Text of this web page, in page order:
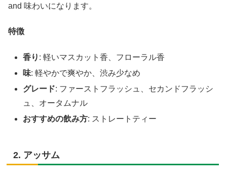
and 味わいになります。
特徴
香り : 軽いマスカット香、フローラル香
味: 軽やかで爽やか、渋み少なめ
グレード: ファーストフラッシュ、セカンドフラッシ
ュ、オータムナル
おすすめの飲み方: ストレートティー
2. アッサム